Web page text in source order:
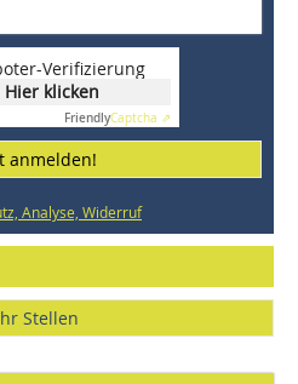
Verifizierung
Hier klicken
FriendlyCaptcha ⇗
anmelden!
Analyse, Widerruf
Stellen